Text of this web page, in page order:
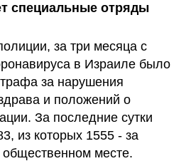
специальные отряды
за три месяца с
в Израиле было
за нарушения
и положений о
За последние сутки
из которых 1555 - за
общественном месте.